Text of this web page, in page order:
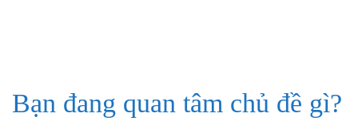
Bạn đang quan tâm chủ đề gì?